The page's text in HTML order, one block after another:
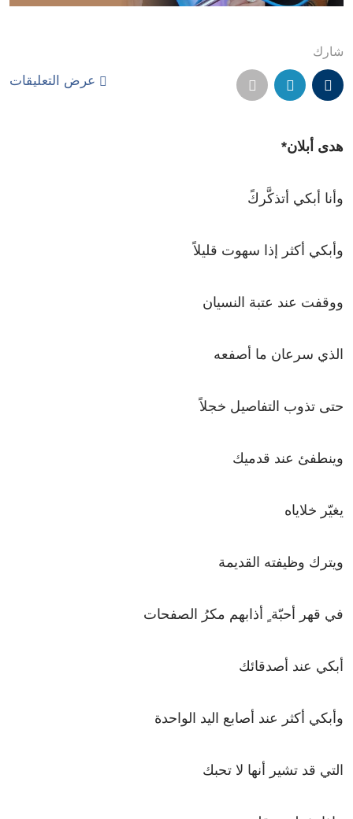
شارك
عرض التعليقات
هدى أبلان*
وأنا أبكي أتذكَّركً
وأبكي أكثر إذا سهوت قليلاً
ووقفت عند عتبة النسيان
الذي سرعان ما أصفعه
حتى تذوب التفاصيل خجلاً
وينطفئ عند قدميك
يغيّر خلاياه
ويترك وظيفته القديمة
في قهر أحبّة ٍ أذابهم مكرُ الصفحات
أبكي عند أصدقائك
وأبكي أكثر عند أصابع اليد الواحدة
التي قد تشير أنها لا تحبك